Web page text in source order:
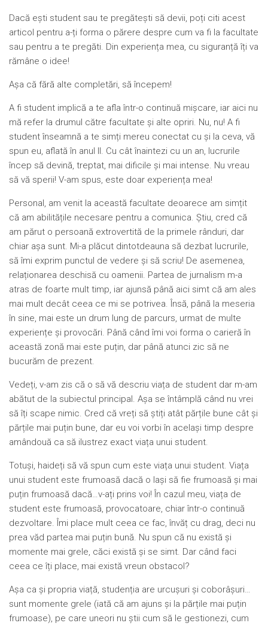
Dacă ești student sau te pregătești să devii, poți citi acest
articol pentru a-ți forma o părere despre cum va fi la facultate
sau pentru a te pregăti. Din experiența mea, cu siguranță îți va
rămâne o idee!
Așa că fără alte completări, să începem!
A fi student implică a te afla într-o continuă mișcare, iar aici nu
mă refer la drumul către facultate și alte opriri. Nu, nu! A fi
student înseamnă a te simți mereu conectat cu și la ceva, vă
spun eu, aflată în anul II. Cu cât înaintezi cu un an, lucrurile
încep să devină, treptat, mai dificile și mai intense. Nu vreau
să vă sperii! V-am spus, este doar experiența mea!
Personal, am venit la această facultate deoarece am simțit
că am abilitățile necesare pentru a comunica. Știu, cred că
am părut o persoană extrovertită de la primele rânduri, dar
chiar așa sunt. Mi-a plăcut dintotdeauna să dezbat lucrurile,
să îmi exprim punctul de vedere și să scriu! De asemenea,
relaționarea deschisă cu oamenii. Partea de jurnalism m-a
atras de foarte mult timp, iar ajunsă până aici simt că am ales
mai mult decât ceea ce mi se potrivea. Însă, până la meseria
în sine, mai este un drum lung de parcurs, urmat de multe
experiențe și provocări. Până când îmi voi forma o carieră în
această zonă mai este puțin, dar până atunci zic să ne
bucurăm de prezent.
Vedeți, v-am zis că o să vă descriu viața de student dar m-am
abătut de la subiectul principal. Așa se întâmplă când nu vrei
să îți scape nimic. Cred că vreți să știți atât părțile bune cât și
părțile mai puțin bune, dar eu voi vorbi în același timp despre
amândouă ca să ilustrez exact viața unui student.
Totuși, haideți să vă spun cum este viața unui student. Viața
unui student este frumoasă dacă o lași să fie frumoasă și mai
puțin frumoasă dacă…v-ați prins voi! În cazul meu, viața de
student este frumoasă, provocatoare, chiar într-o continuă
dezvoltare. Îmi place mult ceea ce fac, învăț cu drag, deci nu
prea văd partea mai puțin bună. Nu spun că nu există și
momente mai grele, căci există și se simt. Dar când faci
ceea ce îți place, mai există vreun obstacol?
Așa ca și propria viață, studenția are urcușuri și coborâșuri…
sunt momente grele (iată că am ajuns și la părțile mai puțin
frumoase), pe care uneori nu știi cum să le gestionezi, cum